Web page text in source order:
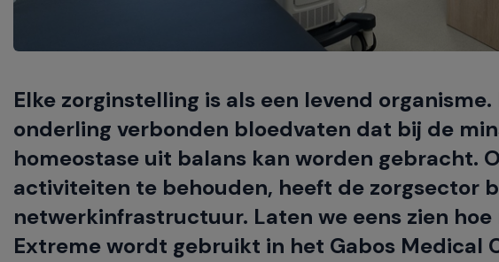
Enter
open
nested
menu
escape
will
the
Elke zorginstelling is als een levend
onderling verbonden bloedvaten dat bij de
homeostase uit balans kan worden gebracht.
activiteiten te behouden, heeft de zorgsector
netwerkinfrastructuur. Laten we eens zien
Extreme wordt gebruikt in het Gabos Medical